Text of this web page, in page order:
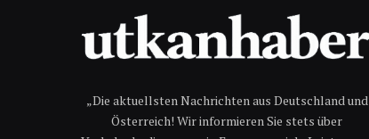
„Die aktuellsten Nachrichten aus Deutschland und
Österreich! Wir informieren Sie stets über